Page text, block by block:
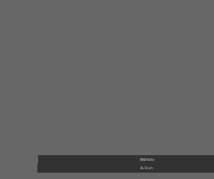
B&B Italia
ALTcoin